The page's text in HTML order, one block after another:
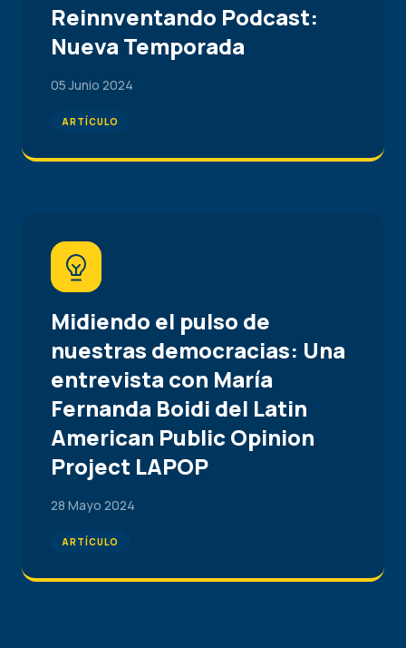
Reinnventando Podcast:
Nueva Temporada
05 Junio 2024
ARTÍCULO
Midiendo el pulso de
nuestras democracias: Una
entrevista con María
Fernanda Boidi del Latin
American Public Opinion
Project LAPOP
28 Mayo 2024
ARTÍCULO